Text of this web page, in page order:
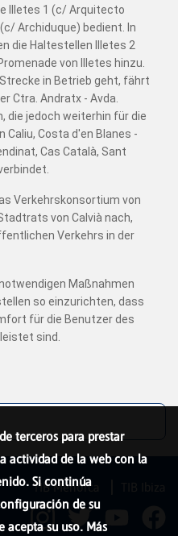
Illetes 1 (c/ Arquitecto
Archiduque) bedient. In
die Haltestellen Illetes 2
von Illetes hinzu.
in Betrieb geht, fährt
Ctra. Andratx - Avda.
die jedoch weiterhin für die
Caliu, Costa d'en Blanes -
Cas Català, Sant
Verkehrskonsortium von
von Calvià nach,
Verkehrs in der
Maßnahmen
so einzurichten, dass
für die Benutzer des
sind.
terceros para prestar
actividad de la web con la
Si continúa
de su
acepta su uso. Más
TIB Menorca